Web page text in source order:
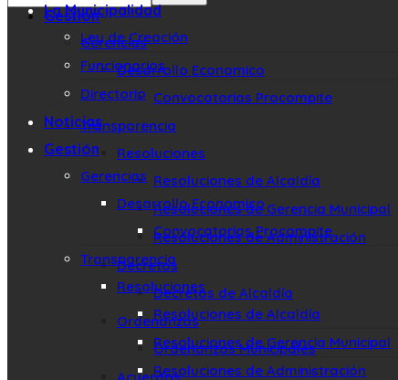
Gestión
Gerencias
Desarrollo Economico
Convocatorias Procompite
Transparencia
Resoluciones
Resoluciones de Alcaldía
Resoluciones de Gerencia Municipal
Resoluciones de Administración
Decretos
Decretos de Alcaldía
Ordenanzas
Ordenanzas Municipales
La Municipalidad
Ley de Creación
Funcionarios
Directorio
Noticias
Gestión
Gerencias
Desarrollo Economico
Convocatorias Procompite
Transparencia
Resoluciones
Resoluciones de Alcaldía
Resoluciones de Gerencia Municipal
Resoluciones de Administración